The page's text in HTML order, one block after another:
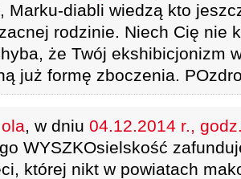
Marku-diabli wiedzą kto
rodzinie. Niech Cię nie
że Twój ekshibicjonizm
już formę zboczenia.
ola, w dniu 04.12.2014 r.,
WYSZKOsielskość
której nikt w powiatach